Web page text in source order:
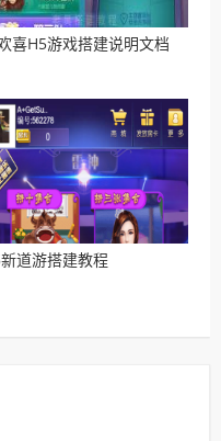
喜H5游戏搭建说明文档
道游搭建教程